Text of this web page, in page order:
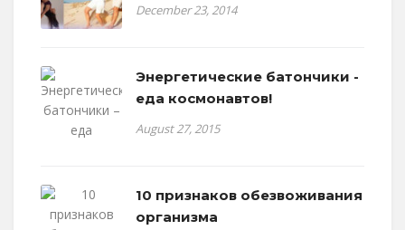
December 23, 2014
Энергетические батончики -
еда космонавтов!
August 27, 2015
10 признаков обезвоживания
организма